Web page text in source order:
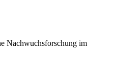
Nachwuchsforschung im